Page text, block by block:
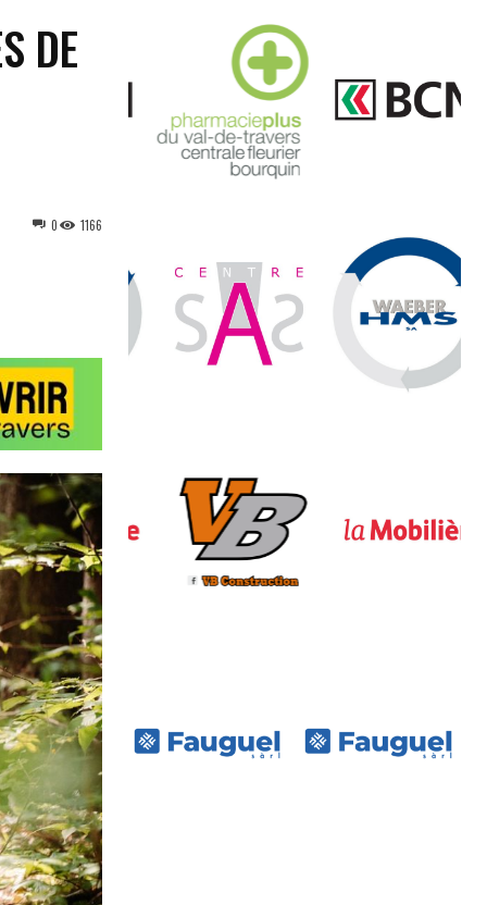
DE
1166
0